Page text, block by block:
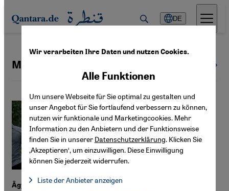
Direkt zum Inhalt springen
DE
Mohammed el-Baradei
Ägyptens prominentester politischer Häftling
Wir verarbeiten Ihre Daten und nutzen Cookies.
Alle Funktionen
Um unsere Webseite für Sie optimal zu gestalten und
unser Angebot für Sie fortlaufend verbessern zu können,
nutzen wir funktionale und Marketingcookies. Mehr
Information zu den Anbietern und der Funktionsweise
finden Sie in unserer Datenschutzerklärung. Klicken Sie
‚Akzeptieren‘, um einzuwilligen. Diese Einwilligung
können Sie jederzeit widerrufen.
Liste der Anbieter anzeigen